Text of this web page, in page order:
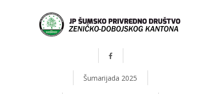
Šumarijada 2025